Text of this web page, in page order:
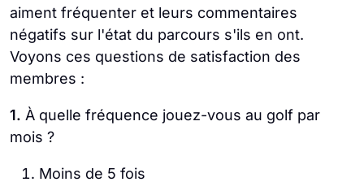
aiment fréquenter et leurs commentaires
négatifs sur l'état du parcours s'ils en ont.
Voyons ces questions de satisfaction des
membres :
1. À quelle fréquence jouez-vous au golf par
mois ?
Moins de 5 fois